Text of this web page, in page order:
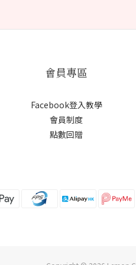
會員專區
Facebook登入教學
會員制度
點數回贈